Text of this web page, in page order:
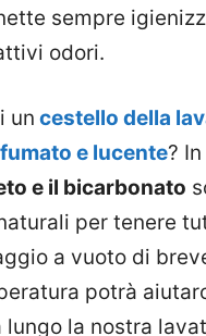
sempre
odori.
un cestello della
e lucente?
e il bicarbonato
per tenere
a vuoto di
potrà
lungo la nostra